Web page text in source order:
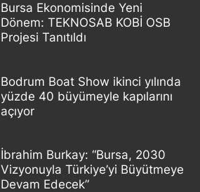
Bursa Ekonomisinde Yeni
Dönem: TEKNOSAB KOBİ OSB
Projesi Tanıtıldı
Bodrum Boat Show ikinci yılında
yüzde 40 büyümeyle kapılarını
açıyor
İbrahim Burkay: “Bursa, 2030
Vizyonuyla Türkiye’yi Büyütmeye
Devam Edecek”